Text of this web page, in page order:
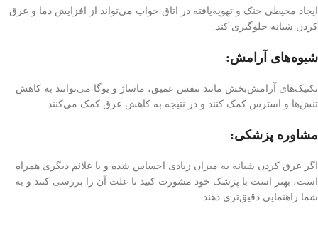
ایجاد محیطی خنک و تهویه‌یافته در اتاق خواب می‌تواند از افزایش دما و عرق
کردن شبانه جلوگیری کند.
شیوه‌های آرامش:
تکنیک‌های آرامش‌بخش مانند تنفس عمیق، ماساژ و یوگا می‌توانند به کاهش
تنش‌ها و استرس کمک کنند و در نتیجه به کاهش عرق کمک می‌کنند.
مشاوره پزشکی:
اگر عرق کردن شبانه به میزان زیادی احساس شده و با علائم دیگری همراه
است، بهتر است با پزشک خود مشورت کنید تا علت آن را بررسی کنند و به
شما راهنمایی دقیق‌تری دهند.